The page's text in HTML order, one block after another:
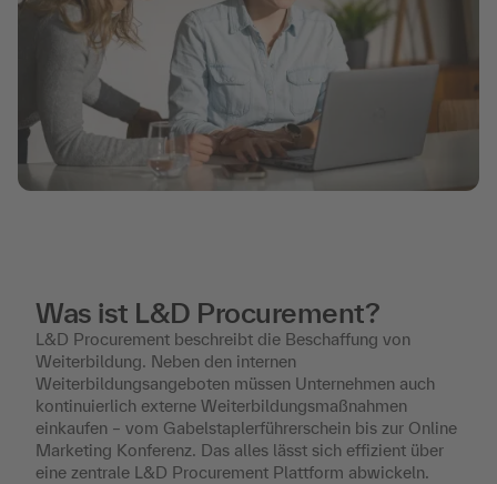
Was ist L&D Procurement?
L&D Procurement beschreibt die Beschaffung von
Weiterbildung. Neben den internen
Weiterbildungsangeboten müssen Unternehmen auch
kontinuierlich externe Weiterbildungsmaßnahmen
einkaufen – vom Gabelstaplerführerschein bis zur Online
Marketing Konferenz. Das alles lässt sich effizient über
eine zentrale L&D Procurement Plattform abwickeln.